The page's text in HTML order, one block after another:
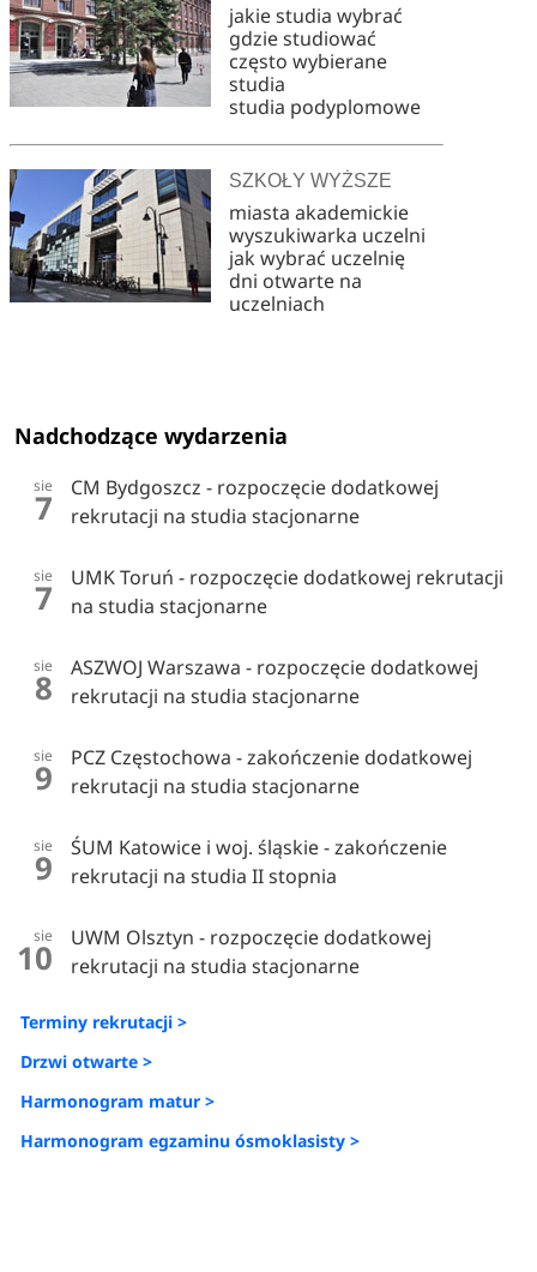
jakie studia wybrać
gdzie studiować
często wybierane
studia
studia podyplomowe
SZKOŁY WYŻSZE
miasta akademickie
wyszukiwarka uczelni
jak wybrać uczelnię
dni otwarte na
uczelniach
Nadchodzące wydarzenia
sie
7
CM Bydgoszcz - rozpoczęcie dodatkowej
rekrutacji na studia stacjonarne
sie
7
UMK Toruń - rozpoczęcie dodatkowej rekrutacji
na studia stacjonarne
sie
8
ASZWOJ Warszawa - rozpoczęcie dodatkowej
rekrutacji na studia stacjonarne
sie
9
PCZ Częstochowa - zakończenie dodatkowej
rekrutacji na studia stacjonarne
sie
9
ŚUM Katowice i woj. śląskie - zakończenie
rekrutacji na studia II stopnia
sie
10
UWM Olsztyn - rozpoczęcie dodatkowej
rekrutacji na studia stacjonarne
Terminy rekrutacji >
Drzwi otwarte >
Harmonogram matur >
Harmonogram egzaminu ósmoklasisty >